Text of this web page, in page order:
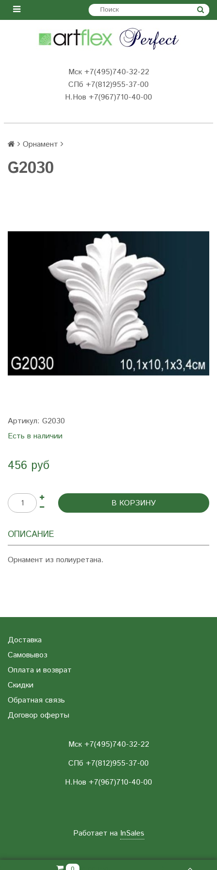
Мск +7(495)740-32-22
СПб +7(812)955-37-00
Н.Нов +7(967)710-40-00
Орнамент
G2030
Артикул: G2030
Есть в наличии
456 руб
В КОРЗИНУ
ОПИСАНИЕ
Орнамент из полиуретана.
Доставка
Самовывоз
Оплата и возврат
Скидки
Обратная связь
Договор оферты
Мск +7(495)740-32-22
СПб +7(812)955-37-00
Н.Нов +7(967)710-40-00
Работает на InSales